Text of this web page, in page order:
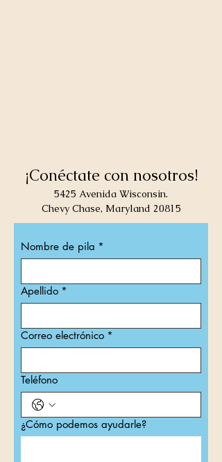
¡Conéctate con nosotros!
5425 Avenida Wisconsin.
Chevy Chase, Maryland 20815
Nombre de pila *
Apellido *
Correo electrónico *
Teléfono
¿Cómo podemos ayudarle?